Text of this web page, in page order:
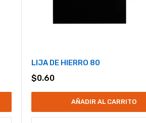
LIJA DE HIERRO 80
$0.60
AÑADIR AL CARRITO